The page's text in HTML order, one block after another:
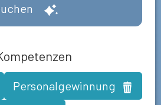
Personalgewinnung